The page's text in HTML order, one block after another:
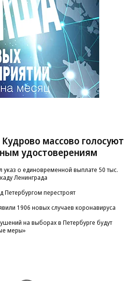
массово голосуют
удостоверениям
указ о единовременной выплате 50 тыс.
Ленинграда
Петербургом перестроят
1906 новых случаев коронавируса
на выборах в Петербурге будут
меры»